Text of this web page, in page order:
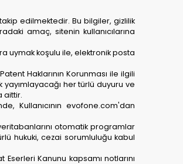
edilmektedir. Bu bilgiler, gizlilik
amaç, sitenin kullanıcılarına
uymak koşulu ile, elektronik posta
Haklarının Korunması ile ilgili
her türlü duyuru ve
aittir.
Kullanıcının evofone.com'dan
otomatik programlar
hukuki, cezai sorumluluğu kabul
Kanunu kapsamı notlarını